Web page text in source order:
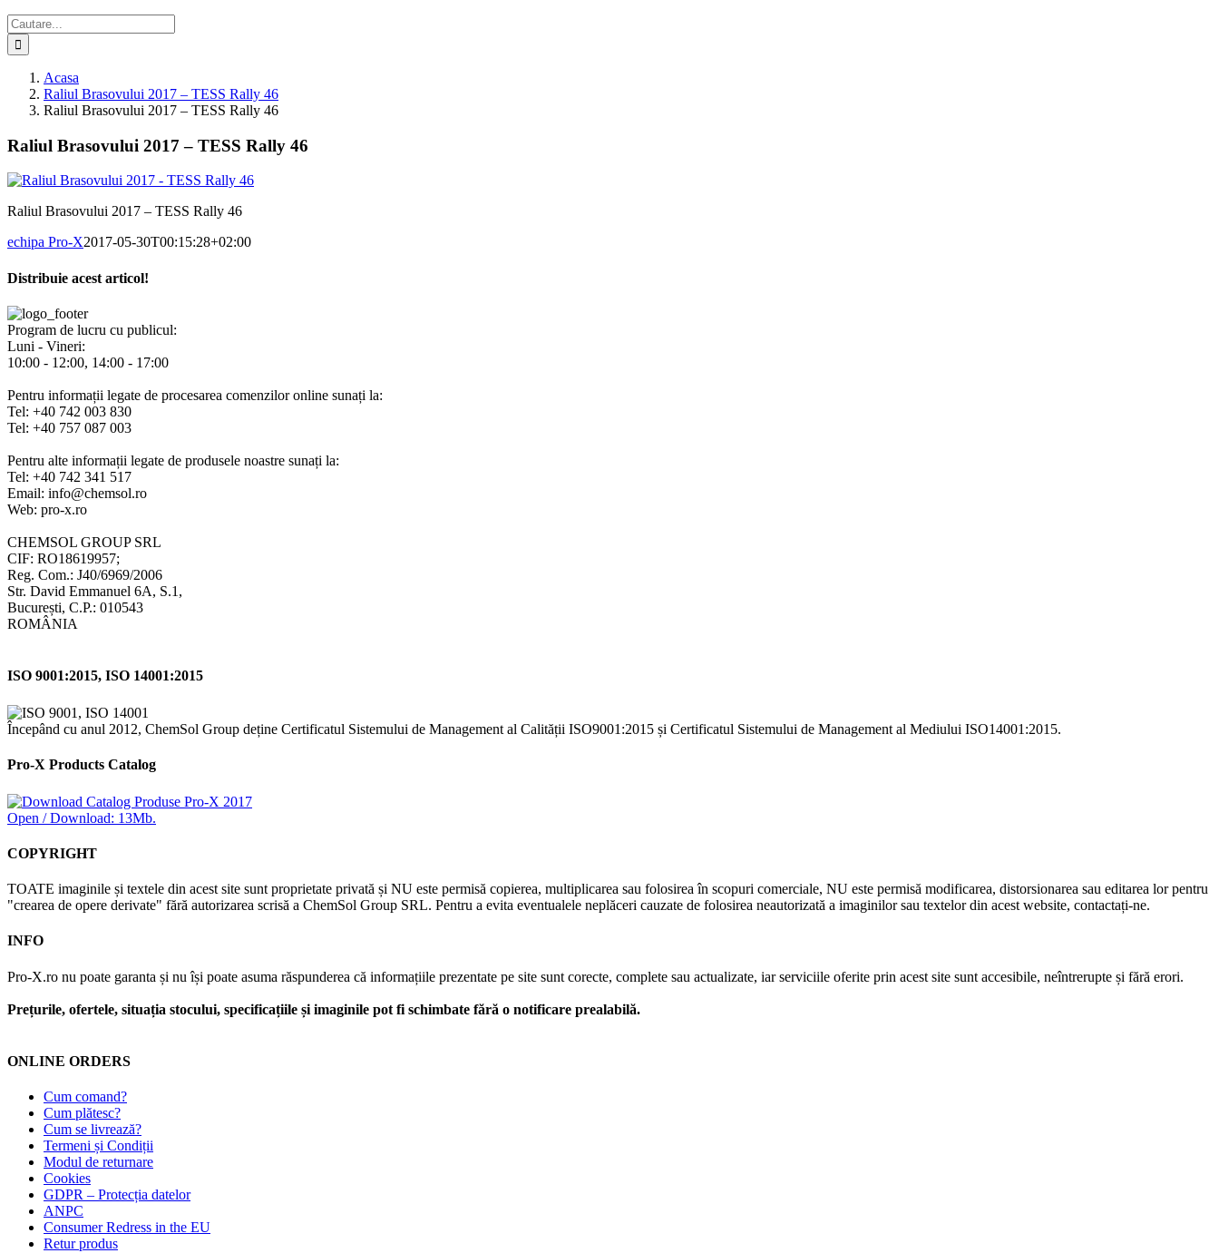
Cautare...
Acasa
Raliul Brasovului 2017 – TESS Rally 46
Raliul Brasovului 2017 – TESS Rally 46
Raliul Brasovului 2017 – TESS Rally 46
Raliul Brasovului 2017 – TESS Rally 46
echipa Pro-X2017-05-30T00:15:28+02:00
Distribuie acest articol!
Facebook
X
Pinterest
E-
mail:
Program de lucru cu publicul:
Luni - Vineri:
10:00 - 12:00, 14:00 - 17:00
Pentru informații legate de procesarea comenzilor online sunați la:
Tel: +40 742 003 830
Tel: +40 757 087 003
Pentru alte informații legate de produsele noastre sunați la:
Tel: +40 742 341 517
Email: info@chemsol.ro
Web: pro-x.ro
CHEMSOL GROUP SRL
CIF: RO18619957;
Reg. Com.: J40/6969/2006
Str. David Emmanuel 6A, S.1,
București, C.P.: 010543
ROMÂNIA
ISO 9001:2015, ISO 14001:2015
Începând cu anul 2012, ChemSol Group deține Certificatul Sistemului de Management al Calității ISO9001:2015 și Certificatul Sistemului de Management al Mediului ISO14001:2015.
Pro-X Products Catalog
Open / Download: 13Mb.
COPYRIGHT
TOATE imaginile și textele din acest site sunt proprietate privată și NU este permisă copierea, multiplicarea sau folosirea în scopuri comerciale, NU este permisă modificarea, distorsionarea sau editarea lor pentru
"crearea de opere derivate" fără autorizarea scrisă a ChemSol Group SRL. Pentru a evita eventualele neplăceri cauzate de folosirea neautorizată a imaginilor sau textelor din acest website, contactați-ne.
INFO
Pro-X.ro nu poate garanta și nu își poate asuma răspunderea că informațiile prezentate pe site sunt corecte, complete sau actualizate, iar serviciile oferite prin acest site sunt accesibile, neîntrerupte și fără erori.
Prețurile, ofertele, situația stocului, specificațiile și imaginile pot fi schimbate fără o notificare prealabilă.
ONLINE ORDERS
Cum comand?
Cum plătesc?
Cum se livrează?
Termeni și Condiții
Modul de returnare
Cookies
GDPR – Protecția datelor
ANPC
Consumer Redress in the EU
Retur produs